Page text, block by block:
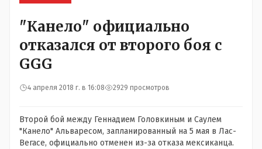
"Канело" официально
отказался от второго боя с
GGG
4 апреля 2018 г. в 16:08 2929 просмотров
Второй бой между Геннадием Головкиным и Саулем
"Канело" Альваресом, запланированный на 5 мая в Лас-
Вегасе, официально отменен из-за отказа мексиканца.